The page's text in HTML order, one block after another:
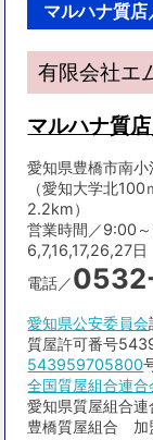
マルハナ質
有限会社エ
マルハナ質
愛知県豊橋市南
（愛知大学北
2.2km）
営業時間／9:00
6,7,16,17,26,27日
電話／
愛知県公安委員会
質屋許可番号
543959705800
全国質屋組合連合
愛知県質屋組合連
豊橋質屋組合 加